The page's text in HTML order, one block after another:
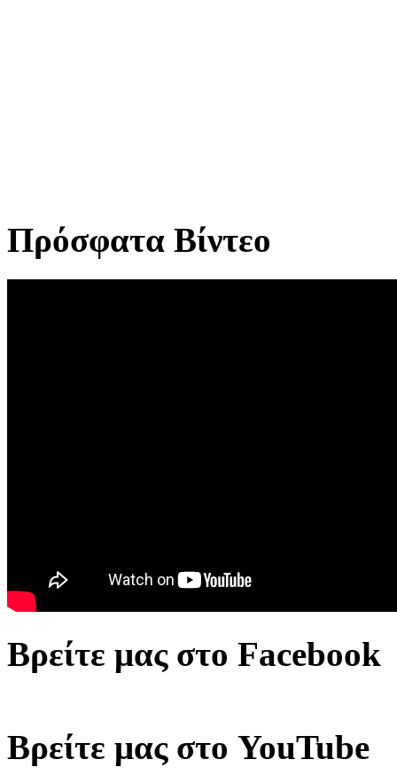
Πρόσφατα Βίντεο
Βρείτε μας στο Facebook
Βρείτε μας στο YouTube